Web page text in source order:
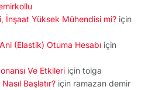
İnşaat Yüksek Mühendisi mi? için
(Elastik) Otuma Hesabı için
Ve Etkileri için tolga
Başlatır? için ramazan demir